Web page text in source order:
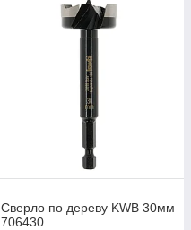
Сверло по дереву KWB 30мм
706430